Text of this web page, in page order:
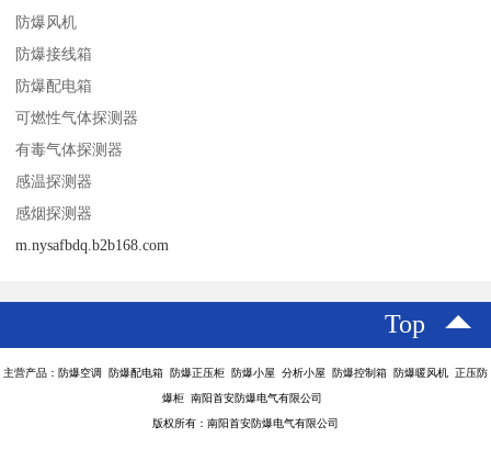
防爆风机
防爆接线箱
防爆配电箱
可燃性气体探测器
有毒气体探测器
感温探测器
感烟探测器
m.nysafbdq.b2b168.com
Top
主营产品：防爆空调 防爆配电箱 防爆正压柜 防爆小屋 分析小屋 防爆控制箱 防爆暖风机 正压防
爆柜 南阳首安防爆电气有限公司
版权所有：南阳首安防爆电气有限公司